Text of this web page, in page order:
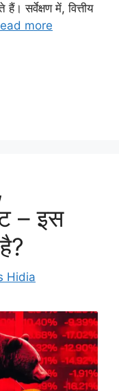
सर्वेक्षण में, वित्तीय
more
– इस
Hidia